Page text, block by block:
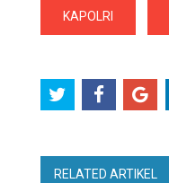
KAPOLRI
RELATED ARTIKEL